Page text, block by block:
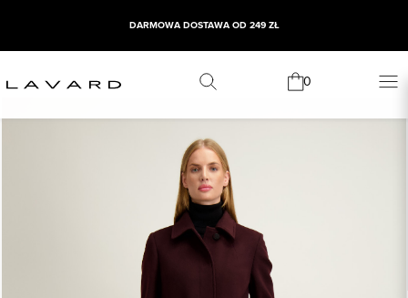
DARMOWA DOSTAWA OD 249 ZŁ
0